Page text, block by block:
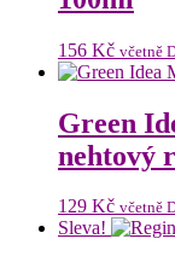
156 Kč včetně
Green
nehtový
129 Kč včetně
Sleva!